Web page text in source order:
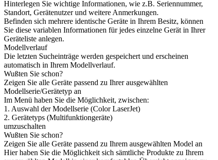
Hinterlegen Sie wichtige Informationen, wie z.B. Seriennummer,
Standort, Gerätenutzer und weitere Anmerkungen.
Befinden sich mehrere identische Geräte in Ihrem Besitz, können
Sie diese variablen Informationen für jedes einzelne Gerät in Ihrer
Geräteliste anlegen.
Modellverlauf
Die letzten Sucheinträge werden gespeichert und erscheinen
automatisch in Ihrem Modellverlauf.
Wußten Sie schon?
Zeigen Sie alle Geräte passend zu Ihrer ausgewählten
Modellserie/Gerätetyp an
Im Menü haben Sie die Möglichkeit, zwischen:
1. Auswahl der Modellserie (Color LaserJet)
2. Gerätetyps (Multifunktiongeräte)
umzuschalten
Wußten Sie schon?
Zeigen Sie alle Geräte passend zu Ihrem ausgewählten Model an
Hier haben Sie die Möglichkeit sich sämtliche Produkte zu Ihrem